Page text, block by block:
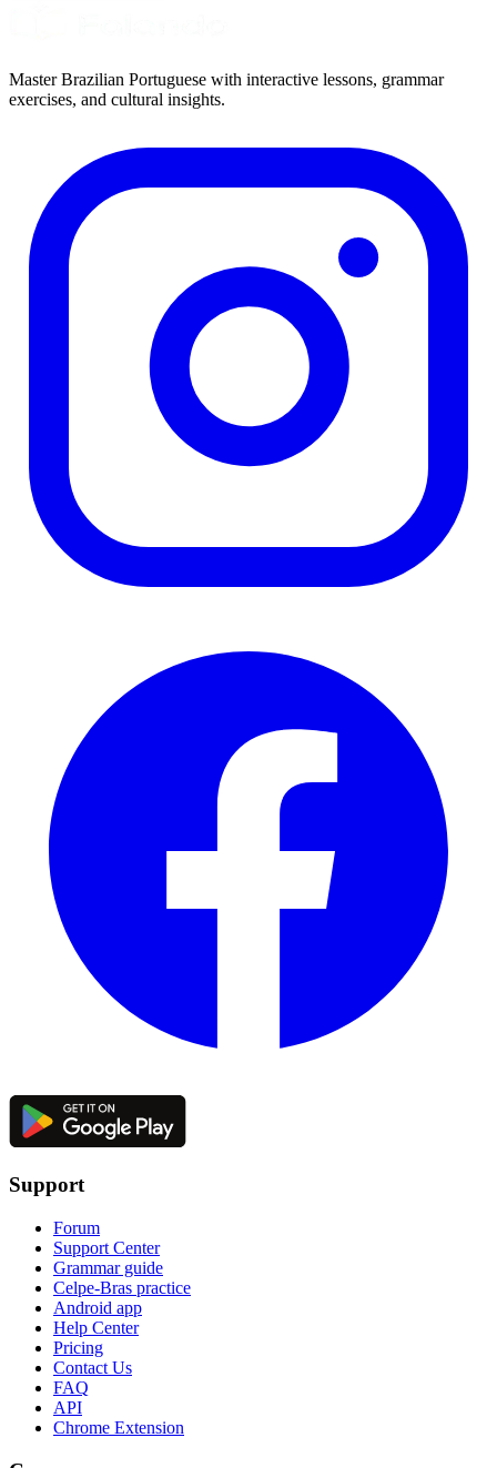
Master Brazilian Portuguese with interactive lessons, grammar
exercises, and cultural insights.
Support
Forum
Support Center
Grammar guide
Celpe-Bras practice
Android app
Help Center
Pricing
Contact Us
FAQ
API
Chrome Extension